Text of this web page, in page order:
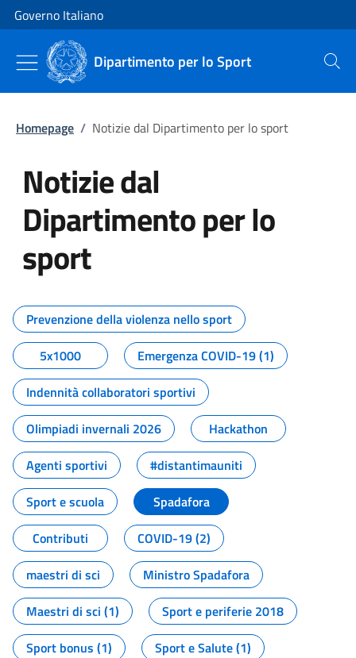
Vai al contenuto
Vai alla navigazione del sito
Governo Italiano
Dipartimento per lo Sport Cerca
Homepage / Notizie dal Dipartimento per lo sport
Notizie dal
Dipartimento per lo
sport
Tutti i contenuti della pagina
Prevenzione della violenza nello sport
5x1000
Emergenza COVID-19 (1)
Indennità collaboratori sportivi
Olimpiadi invernali 2026
Hackathon
Agenti sportivi
#distantimauniti
Sport e scuola
Spadafora
Contributi
COVID-19 (2)
maestri di sci
Ministro Spadafora
Maestri di sci (1)
Sport e periferie 2018
Sport bonus (1)
Sport e Salute (1)